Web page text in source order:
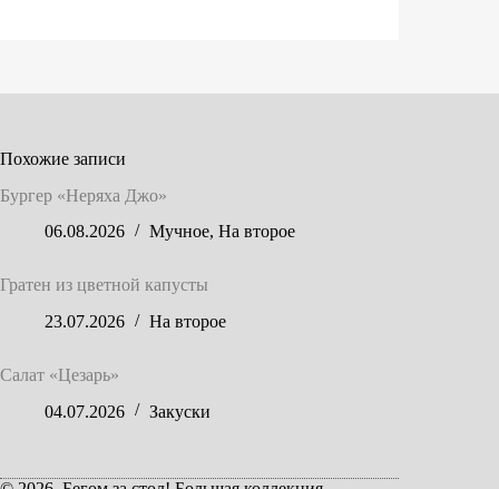
Похожие записи
Бургер «Неряха Джо»
06.08.2026
Мучное, На второе
Гратен из цветной капусты
23.07.2026
На второе
Салат «Цезарь»
04.07.2026
Закуски